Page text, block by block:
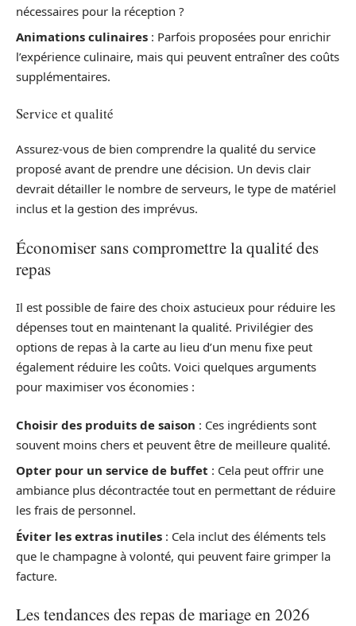
nécessaires pour la réception ?
Animations culinaires : Parfois proposées pour enrichir
l’expérience culinaire, mais qui peuvent entraîner des coûts
supplémentaires.
Service et qualité
Assurez-vous de bien comprendre la qualité du service
proposé avant de prendre une décision. Un devis clair
devrait détailler le nombre de serveurs, le type de matériel
inclus et la gestion des imprévus.
Économiser sans compromettre la qualité des
repas
Il est possible de faire des choix astucieux pour réduire les
dépenses tout en maintenant la qualité. Privilégier des
options de repas à la carte au lieu d’un menu fixe peut
également réduire les coûts. Voici quelques arguments
pour maximiser vos économies :
Choisir des produits de saison : Ces ingrédients sont
souvent moins chers et peuvent être de meilleure qualité.
Opter pour un service de buffet : Cela peut offrir une
ambiance plus décontractée tout en permettant de réduire
les frais de personnel.
Éviter les extras inutiles : Cela inclut des éléments tels
que le champagne à volonté, qui peuvent faire grimper la
facture.
Les tendances des repas de mariage en 2026